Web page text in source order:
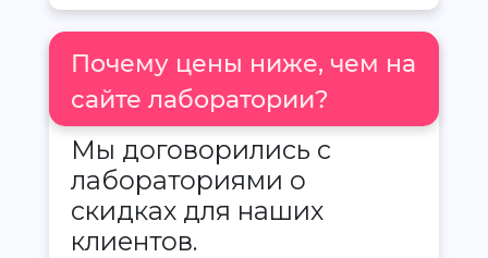
Почему цены ниже, чем на
сайте лаборатории?
Мы договорились с
лабораториями о
скидках для наших
клиентов.